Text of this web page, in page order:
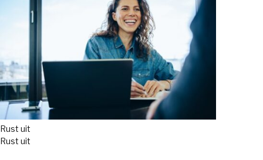
Rust uit
Rust uit